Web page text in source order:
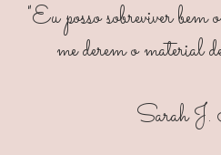
"Eu posso sobreviver bem
me derem o material
Sarah